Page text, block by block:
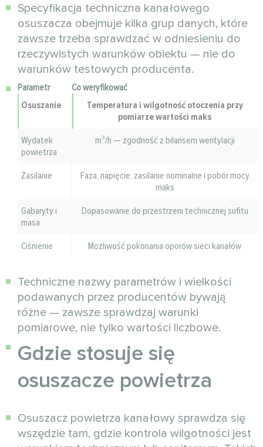
Specyfikacja techniczna kanałowego
osuszacza obejmuje kilka grup danych, które
zawsze trzeba sprawdzać w odniesieniu do
rzeczywistych warunków obiektu — nie do
warunków testowych producenta.
Parametr
Co weryfikować
Osuszanie
Temperatura i wilgotność otoczenia przy
pomiarze wartości maks
Wydatek
powietrza
m³/h — zgodność z bilansem wentylacji
Zasilanie
Faza, napięcie, zasilanie nominalne i pobór mocy
maks
Gabaryty i
masa
Dopasowanie do przestrzeni technicznej sufitu
Ciśnienie Możliwość pokonania oporów sieci kanałów
Techniczne nazwy parametrów i wielkości
podawanych przez producentów bywają
różne — zawsze sprawdzaj warunki
pomiarowe, nie tylko wartości liczbowe.
Gdzie stosuje się
osuszacze powietrza
Osuszacz powietrza kanałowy sprawdza się
wszędzie tam, gdzie kontrola wilgotności jest